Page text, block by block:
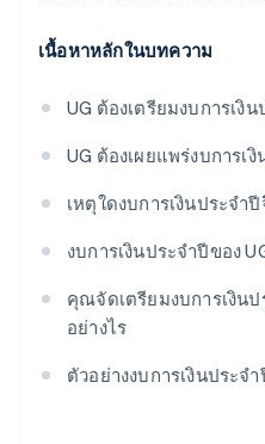
เนื้อหาหลักในบทความ
UG ต้องเตรียมงบการเงิ
UG ต้องเผยแพร่งบการเ
เหตุใดงบการเงินประจำ
งบการเงินประจำปีของ
คุณจัดเตรียมงบการเงินป
อย่างไร
ตัวอย่างงบการเงินประจ